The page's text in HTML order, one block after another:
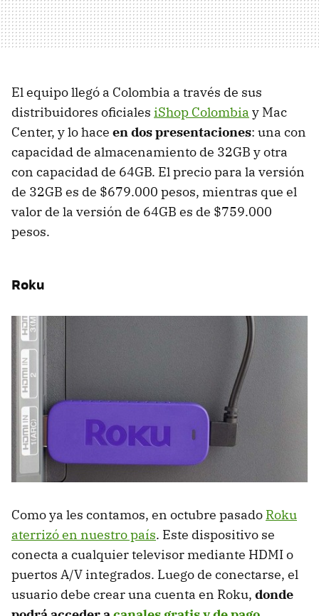
El equipo llegó a Colombia a través de sus
distribuidores oficiales iShop Colombia y Mac
Center, y lo hace en dos presentaciones: una con
capacidad de almacenamiento de 32GB y otra
con capacidad de 64GB. El precio para la versión
de 32GB es de $679.000 pesos, mientras que el
valor de la versión de 64GB es de $759.000
pesos.
Roku
Como ya les contamos, en octubre pasado Roku
aterrizó en nuestro país. Este dispositivo se
conecta a cualquier televisor mediante HDMI o
puertos A/V integrados. Luego de conectarse, el
usuario debe crear una cuenta en Roku, donde